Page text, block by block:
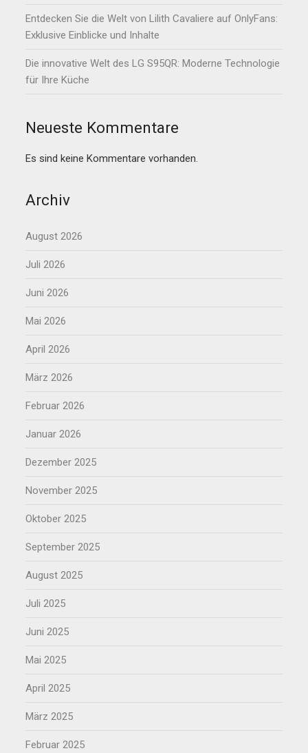
Entdecken Sie die Welt von Lilith Cavaliere auf OnlyFans:
Exklusive Einblicke und Inhalte
Die innovative Welt des LG S95QR: Moderne Technologie
für Ihre Küche
Neueste Kommentare
Es sind keine Kommentare vorhanden.
Archiv
August 2026
Juli 2026
Juni 2026
Mai 2026
April 2026
März 2026
Februar 2026
Januar 2026
Dezember 2025
November 2025
Oktober 2025
September 2025
August 2025
Juli 2025
Juni 2025
Mai 2025
April 2025
März 2025
Februar 2025